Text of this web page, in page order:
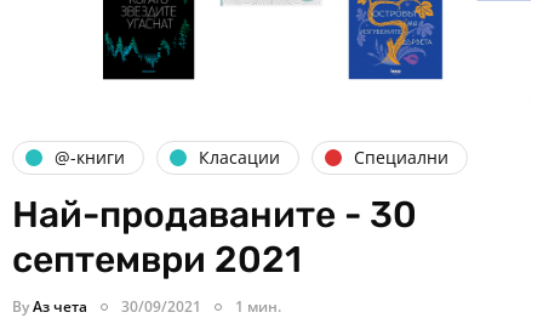
@-книги Класации Специални
Най-продаваните - 30
септември 2021
ByАз чета 30/09/2021 1 мин.